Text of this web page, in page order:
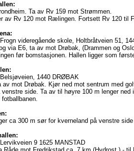
Ta av Rv 159 mot Strømmen.
av Rv 120 mot Rælingen. Fortsett Rv 120 til
videregående skole, Holtbråtveien 51,
via E6, ta av mot Drøbak, (Drammen og
før bomstasjonen. Hallen ligger som
1440 DRØBAK
av mot Drøbak. Kjør ned mot sentrum med
venstre side. Ta av til høyre 100 m lenger
fotballbanen.
ca 300 m sør for kverneland på venstre
9 1625 MANSTAD